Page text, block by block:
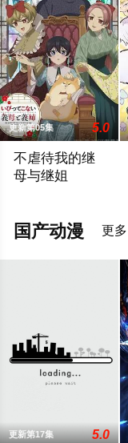
更新第05集 5.0
不虐待我的继
母与继姐
国产动漫 更多
更新第17集 5.0